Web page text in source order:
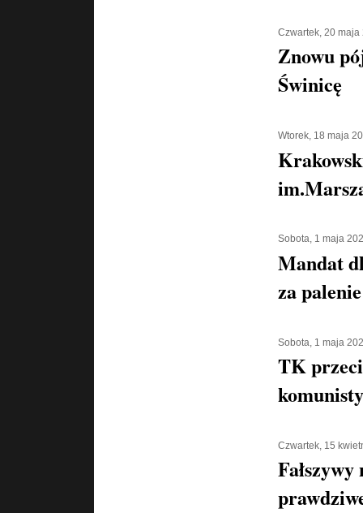
Czwartek, 20 maja
Znowu
Świnicę
Wtorek, 18 maja
Sobota, 1 maja
Mandat
za
Sobota, 1 maja
TK
Czwartek, 15